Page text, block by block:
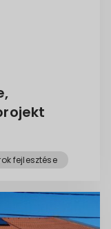
fejlesztése